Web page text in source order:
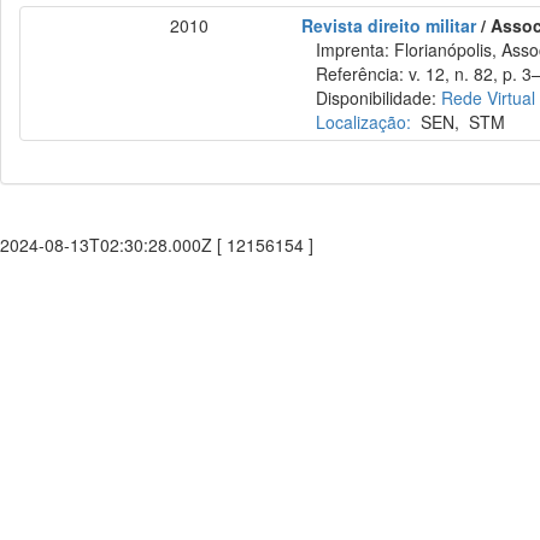
2010 Revista direito militar/
Imprenta: Florianópolis,
Referência: v. 12, n. 82, p.
Disponibilidade: Rede
Localização: SEN,STM
2024-08-13T02:30:28.000Z [ 12156154 ]